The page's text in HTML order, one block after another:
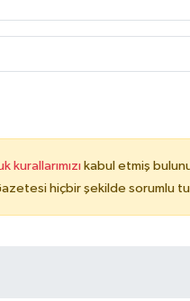
kurallarımızı kabul etmiş
hiçbir şekilde sorumlu